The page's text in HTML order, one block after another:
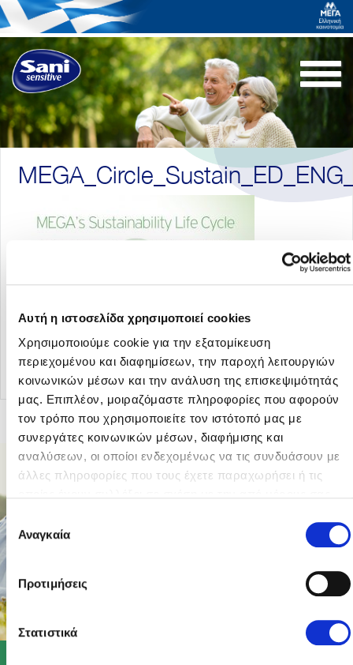
Αυτή η ιστοσελίδα χρησιμοποιεί cookies
Χρησιμοποιούμε cookie για την εξατομίκευση
περιεχομένου και διαφημίσεων, την παροχή λειτουργιών
κοινωνικών μέσων και την ανάλυση της επισκεψιμότητάς
μας. Επιπλέον, μοιραζόμαστε πληροφορίες που αφορούν
τον τρόπο που χρησιμοποιείτε τον ιστότοπό μας με
συνεργάτες κοινωνικών μέσων, διαφήμισης και
αναλύσεων, οι οποίοι ενδεχομένως να τις συνδυάσουν με
άλλες πληροφορίες που τους έχετε παραχωρήσει ή τις
Επιλογή
συγκατάθεσης
Αναγκαία
Προτιμήσεις
Στατιστικά
Επιστροφή στα άρθρα